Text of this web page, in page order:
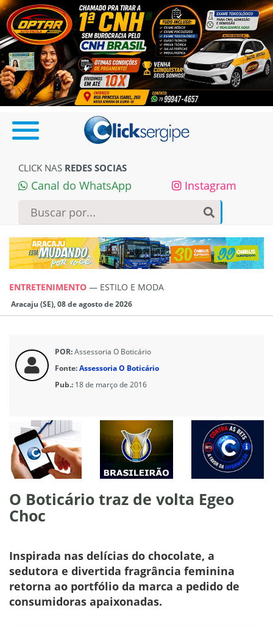
CLICK NAS REDES SOCIAS
Canal do WhatsApp Instagram
ENTRETENIMENTO — ESTILO E MODA
Aracaju (SE), 08 de agosto de 2026
POR:Assessoria O Boticário
Fonte:Assessoria O Boticário
Pub.: 18 de março de 2016
O Boticário traz de volta Egeo
Choc
Inspirada nas delícias do chocolate, a
sedutora e divertida fragrância feminina
retorna ao portfólio da marca a pedido de
consumidoras apaixonadas.